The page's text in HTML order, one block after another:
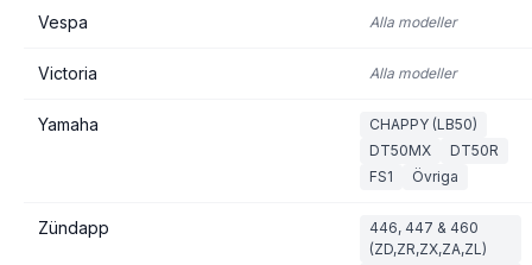
Vespa Alla modeller
Victoria Alla modeller
Yamaha
CHAPPY (LB50)
DT50MX
DT50R
FS1
Övriga
Zündapp
446, 447 & 460
(ZD,ZR,ZX,ZA,ZL)